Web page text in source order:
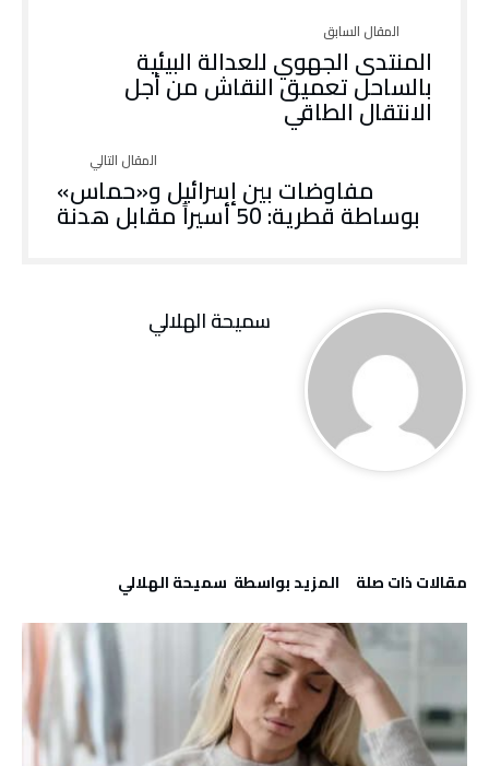
المنتدى الجهوي للعدالة البيئية
بالساحل تعميق النقاش من أجل
الانتقال الطاقي
مفاوضات بين إسرائيل و«حماس»
بوساطة قطرية: 50 أسيراً مقابل هدنة
سميحة الهلالي
‫مقالات ذات صلة‬ ‫‫المزيد بواسطة‬ ‬ سميحة الهلالي